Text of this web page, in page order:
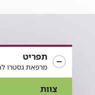
לאתר
תפריט
מרפאת גסטרו
צוות